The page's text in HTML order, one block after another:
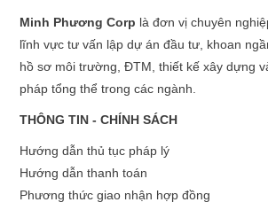
Minh Phương Corp là đơn vị chuyên
lĩnh vực tư vấn lập dự án đầu tư, khoan
hồ sơ môi trường, ĐTM, thiết kế xây dựng
pháp tổng thể trong các ngành.
THÔNG TIN - CHÍNH SÁCH
Hướng dẫn thủ tục pháp lý
Hướng dẫn thanh toán
Phương thức giao nhận hợp đồng